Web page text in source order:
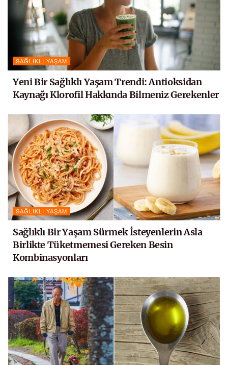
SAĞLIKLI YAŞAM
Yeni Bir Sağlıklı Yaşam Trendi: Antioksidan
Kaynağı Klorofil Hakkında Bilmeniz Gerekenler
SAĞLIKLI YAŞAM
Sağlıklı Bir Yaşam Sürmek İsteyenlerin Asla
Birlikte Tüketmemesi Gereken Besin
Kombinasyonları